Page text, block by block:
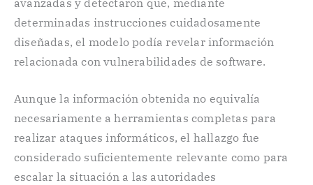
determinadas instrucciones cuidadosamente
diseñadas, el modelo podía revelar información
relacionada con vulnerabilidades de software.
Aunque la información obtenida no equivalía
necesariamente a herramientas completas para
realizar ataques informáticos, el hallazgo fue
considerado suficientemente relevante como para
escalar la situación a las autoridades